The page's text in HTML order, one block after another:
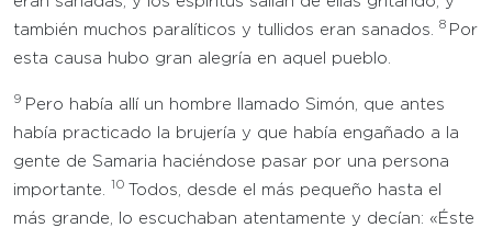
también muchos paralíticos y tullidos eran sanados.
8 Por
esta causa hubo gran alegría en aquel pueblo.
9 Pero había allí un hombre llamado Simón, que antes
había practicado la brujería y que había engañado a la
gente de Samaria haciéndose pasar por una persona
importante.
10
Todos, desde el más pequeño hasta el
más grande, lo escuchaban atentamente y decían: «Éste